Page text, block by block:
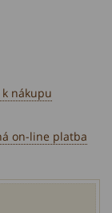
k nákupu
on-line platba